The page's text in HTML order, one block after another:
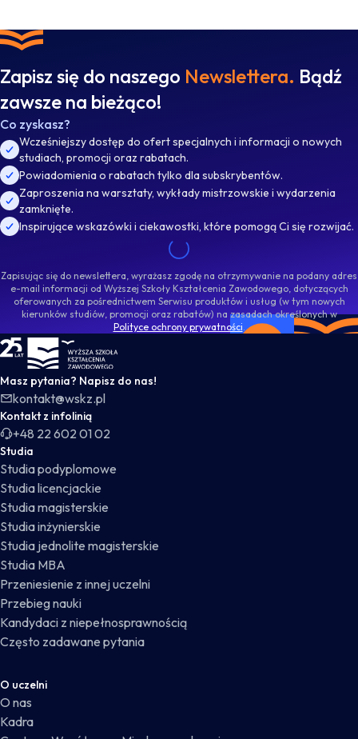
Zapisz się do naszego Newslettera. Bądź
zawsze na bieżąco!
Co zyskasz?
Wcześniejszy dostęp do ofert specjalnych i informacji o nowych
studiach, promocji oraz rabatach.
Powiadomienia o rabatach tylko dla subskrybentów.
Zaproszenia na warsztaty, wykłady mistrzowskie i wydarzenia
zamknięte.
Inspirujące wskazówki i ciekawostki, które pomogą Ci się rozwijać.
Zapisując się do newslettera, wyrażasz zgodę na otrzymywanie na podany adres
e-mail informacji od Wyższej Szkoły Kształcenia Zawodowego, dotyczących
oferowanych za pośrednictwem Serwisu produktów i usług (w tym nowych
kierunków studiów, promocji oraz rabatów) na zasadach określonych w
Polityce ochrony prywatności.
WSKZ - strona główna
Masz pytania? Napisz do nas!
kontakt@wskz.pl
Kontakt z infolinią
+48 22 602 01 02
Studia
Studia podyplomowe
Studia licencjackie
Studia magisterskie
Studia inżynierskie
Studia jednolite magisterskie
Studia MBA
Przeniesienie z innej uczelni
Przebieg nauki
Kandydaci z niepełnosprawnością
Często zadawane pytania
O uczelni
O nas
Kadra